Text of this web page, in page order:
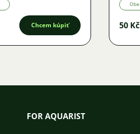
Chcem kúpiť
Obe
50 Kč
FOR AQUARIST